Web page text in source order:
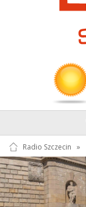
Radio Szczecin »